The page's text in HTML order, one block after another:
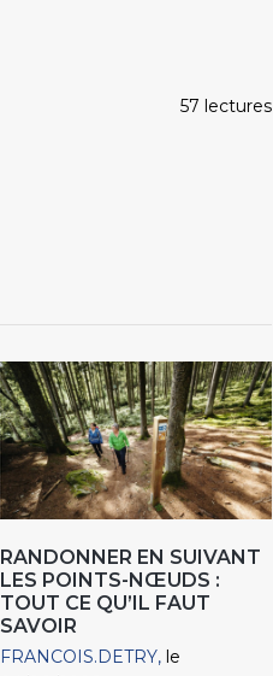
57 lectures
RANDONNER EN SUIVANT
LES POINTS-NŒUDS :
TOUT CE QU’IL FAUT
SAVOIR
FRANCOIS.DETRY le